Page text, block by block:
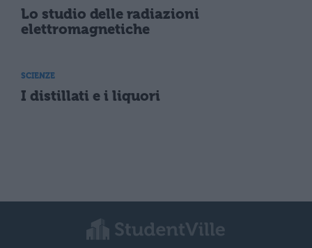
Lo studio delle radiazioni
elettromagnetiche
SCIENZE
I distillati e i liquori